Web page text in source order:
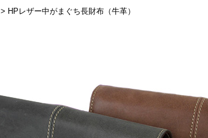
> HPレザー中がまぐち長財布（牛革）